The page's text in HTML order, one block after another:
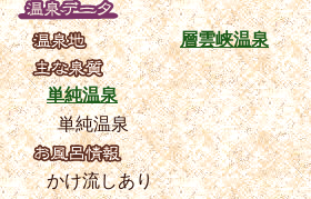
層雲峡温泉
単純温泉
単純温泉
かけ流しあり